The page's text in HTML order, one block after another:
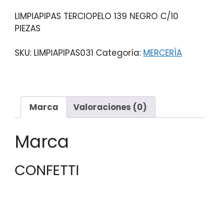
LIMPIAPIPAS TERCIOPELO 139 NEGRO C/10
PIEZAS
SKU: LIMPIAPIPAS031 Categoría: MERCERÍA
Marca Valoraciones (0)
Marca
CONFETTI